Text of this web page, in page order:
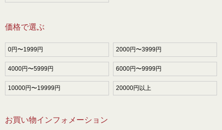
価格で選ぶ
0円〜1999円 2000円〜3999円
4000円〜5999円 6000円〜9999円
10000円〜19999円 20000円以上
お買い物インフォメーション